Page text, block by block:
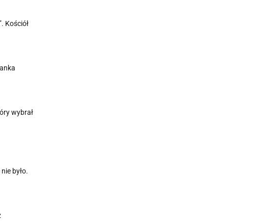
Kościół
wybrał
było.